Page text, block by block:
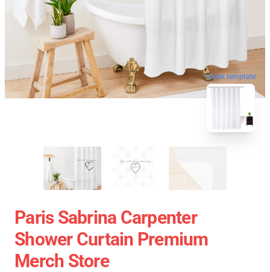
blank template
Paris Sabrina Carpenter
Shower Curtain Premium
Merch Store